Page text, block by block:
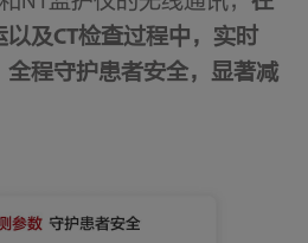
及CT检查过程中，实时
程守护患者安全，显著减